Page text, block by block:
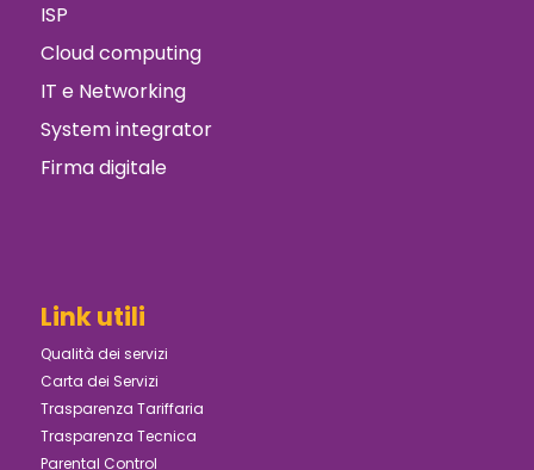
ISP
Cloud computing
IT e Networking
System integrator
Firma digitale
Link utili
Qualità dei servizi
Carta dei Servizi
Trasparenza Tariffaria
Trasparenza Tecnica
Parental Control